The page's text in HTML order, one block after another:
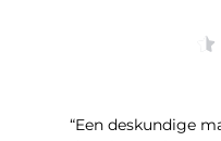
“Een deskundige